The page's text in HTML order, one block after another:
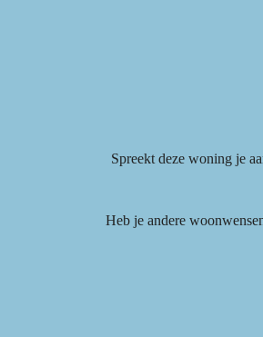
Spreekt deze woning je
Heb je andere